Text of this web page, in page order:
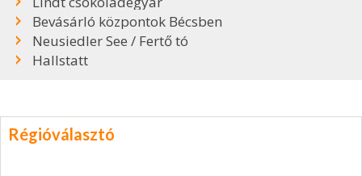
Bevásárló központok Bécsben
Neusiedler See / Fertő tó
Hallstatt
Régióválasztó